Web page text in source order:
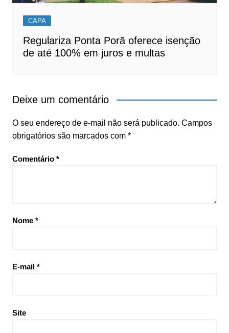
CAPA
Regulariza Ponta Porã oferece isenção
de até 100% em juros e multas
Deixe um comentário
O seu endereço de e-mail não será publicado. Campos
obrigatórios são marcados com *
Comentário *
Nome *
E-mail *
Site